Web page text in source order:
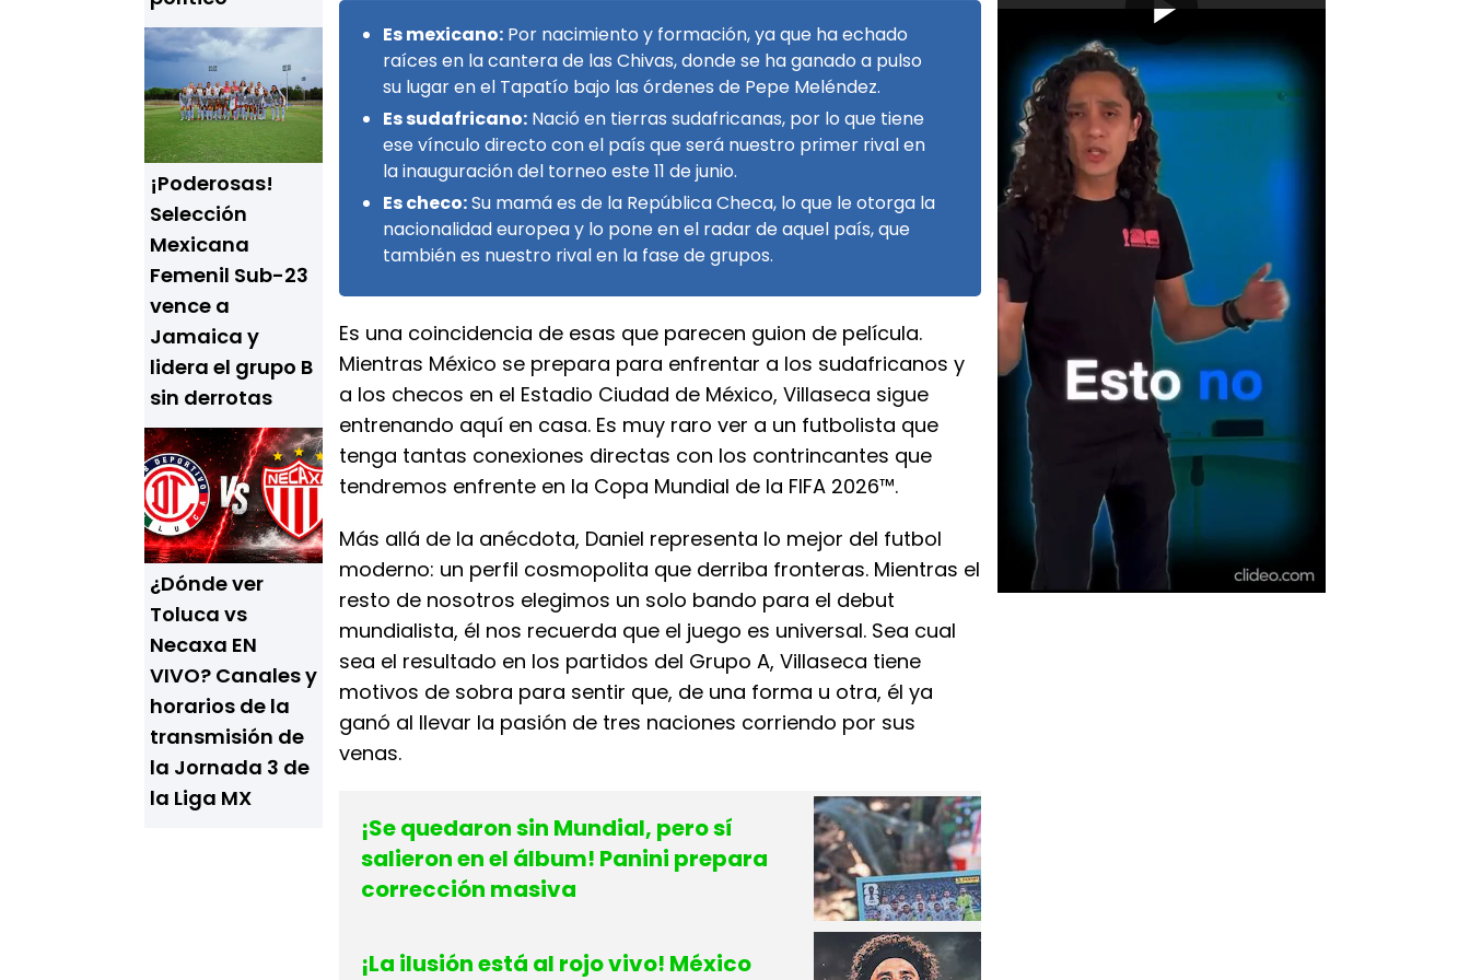
¡Poderosas!
Selección
Mexicana
Femenil Sub-23
vence a
Jamaica y
lidera el grupo B
sin derrotas
¿Dónde ver
Toluca vs
Necaxa EN
VIVO? Canales y
horarios de la
transmisión de
la Jornada 3 de
la Liga MX
Es mexicano: Por nacimiento y formación, ya que ha echado
raíces en la cantera de las Chivas, donde se ha ganado a pulso
su lugar en el Tapatío bajo las órdenes de Pepe Meléndez.
Es sudafricano: Nació en tierras sudafricanas, por lo que tiene
ese vínculo directo con el país que será nuestro primer rival en
la inauguración del torneo este 11 de junio.
Es checo:Su mamá es de la República Checa, lo que le otorga la
nacionalidad europea y lo pone en el radar de aquel país, que
también es nuestro rival en la fase de grupos.
Es una coincidencia de esas que parecen guion de película.
Mientras México se prepara para enfrentar a los sudafricanos y
a los checos en el Estadio Ciudad de México, Villaseca sigue
entrenando aquí en casa. Es muy raro ver a un futbolista que
tenga tantas conexiones directas con los contrincantes que
tendremos enfrente en la Copa Mundial de la FIFA 2026™.
Más allá de la anécdota, Daniel representa lo mejor del futbol
moderno: un perfil cosmopolita que derriba fronteras. Mientras el
resto de nosotros elegimos un solo bando para el debut
mundialista, él nos recuerda que el juego es universal. Sea cual
sea el resultado en los partidos del Grupo A, Villaseca tiene
motivos de sobra para sentir que, de una forma u otra, él ya
ganó al llevar la pasión de tres naciones corriendo por sus
venas.
¡Se quedaron sin Mundial, pero sí
salieron en el álbum! Panini prepara
corrección masiva
¡La ilusión está al rojo vivo! México
[Publicidad]